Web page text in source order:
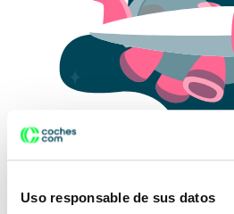
Uso responsable de sus datos